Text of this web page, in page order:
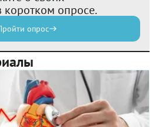
коротком опросе.
опрос